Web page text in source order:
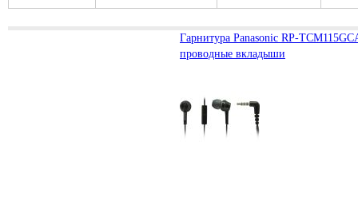
Гарнитура Panasonic RP-
проводные вкладыши